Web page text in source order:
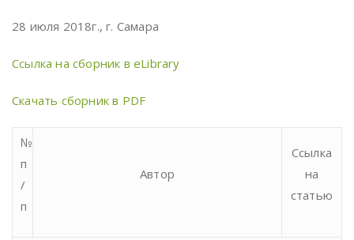
28 июля 2018г., г. Самара
Ссылка на сборник в eLibrary
Скачать сборник в PDF
№
п
/
п
Автор
Ссылка
на
статью